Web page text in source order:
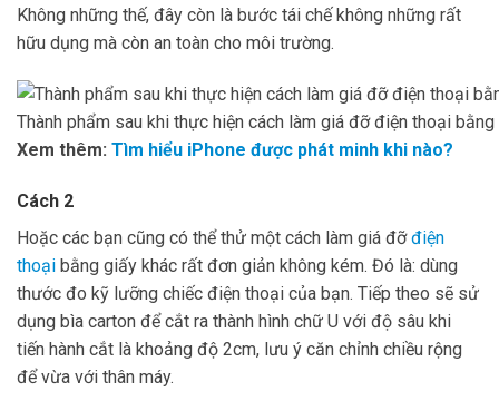
Không những thế, đây còn là bước tái chế không những rất
hữu dụng mà còn an toàn cho môi trường.
Thành phẩm sau khi thực hiện cách làm giá đỡ điện thoại
Xem thêm: Tìm hiểu iPhone được phát minh khi nào?
Cách 2
Hoặc các bạn cũng có thể thử một cách làm giá đỡđiện
thoại bằng giấy khác rất đơn giản không kém. Đó là: dùng
thước đo kỹ lưỡng chiếc điện thoại của bạn. Tiếp theo sẽ sử
dụng bìa carton để cắt ra thành hình chữ U với độ sâu khi
tiến hành cắt là khoảng độ 2cm, lưu ý căn chỉnh chiều rộng
để vừa với thân máy.